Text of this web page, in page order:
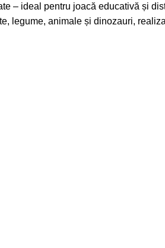
– ideal pentru joacă educativă și
legume, animale și dinozauri,